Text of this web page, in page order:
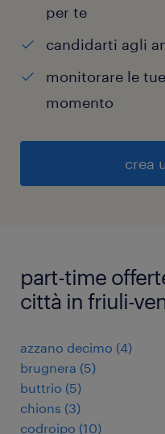
per te
candidarti agli
monitorare le
momento
crea
part-time
città in friuli-
azzano decimo (4)
brugnera (5)
buttrio (5)
chions (3)
codroipo (10)